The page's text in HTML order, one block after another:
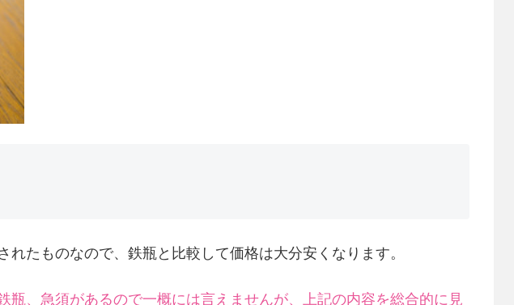
れたものなので、鉄瓶と比較して価格は大分安くなります。
瓶、急須があるので一概には言えませんが、上記の内容を総合的に見